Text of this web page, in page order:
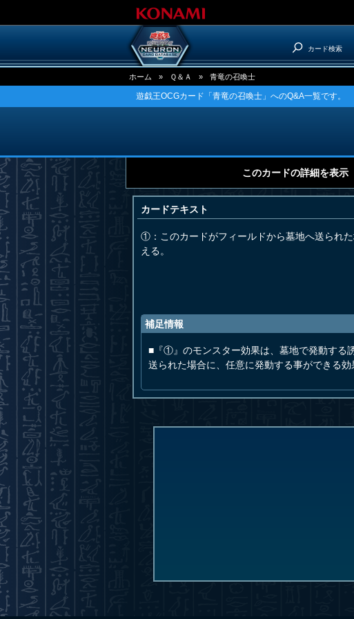
カード検索
ホーム » Ｑ＆Ａ » 青竜の召喚士
遊戯王OCGカード「青竜の召喚士」へのQ&A一覧です。
このカードの詳細を表示
カードテキスト
①：このカードがフィールドから墓地へ送られ
える。
補足情報
■『①』のモンスター効果は、墓地で発動する
送られた場合に、任意に発動する事ができる